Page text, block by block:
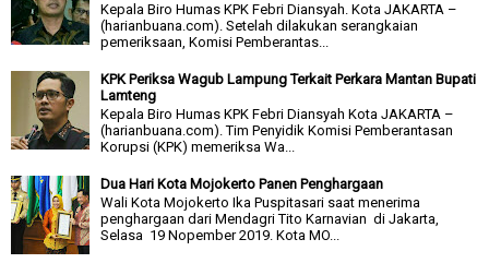
Kepala Biro Humas KPK Febri Diansyah. Kota JAKARTA –
(harianbuana.com). Setelah dilakukan serangkaian
pemeriksaan, Komisi Pemberantas...
KPK Periksa Wagub Lampung Terkait Perkara Mantan Bupati
Lamteng
Kepala Biro Humas KPK Febri Diansyah Kota JAKARTA –
(harianbuana.com). Tim Penyidik Komisi Pemberantasan
Korupsi (KPK) memeriksa Wa...
Dua Hari Kota Mojokerto Panen Penghargaan
Wali Kota Mojokerto Ika Puspitasari saat menerima
penghargaan dari Mendagri Tito Karnavian di Jakarta,
Selasa 19 Nopember 2019. Kota MO...